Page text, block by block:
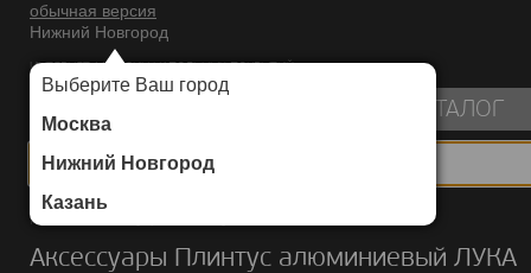
обычная версия
Нижний Новгород
Выберите Ваш город
Москва
Нижний Новгород
Казань
ИНТЕРНЕТ-МАГАЗИН НАПОЛЬНЫХ ПОКРЫТИЙ
КАТАЛОГ
Каталог
Аксессуары Плинтус алюминиевый ЛУКА